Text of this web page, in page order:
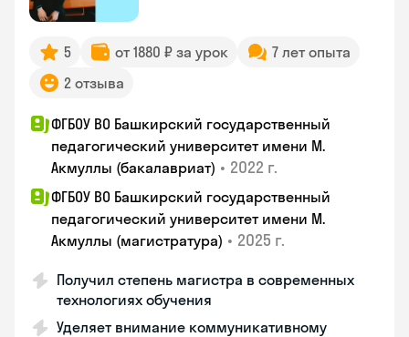
5 от 1880 ₽ за урок
7 лет опыта
2 отзыва
ФГБОУ ВО Башкирский государственный
педагогический университет имени М.
Акмуллы (бакалавриат) • 2022 г.
ФГБОУ ВО Башкирский государственный
педагогический университет имени М.
Акмуллы (магистратура) • 2025 г.
Получил степень магистра в современных
технологиях обучения
Уделяет внимание коммуникативному